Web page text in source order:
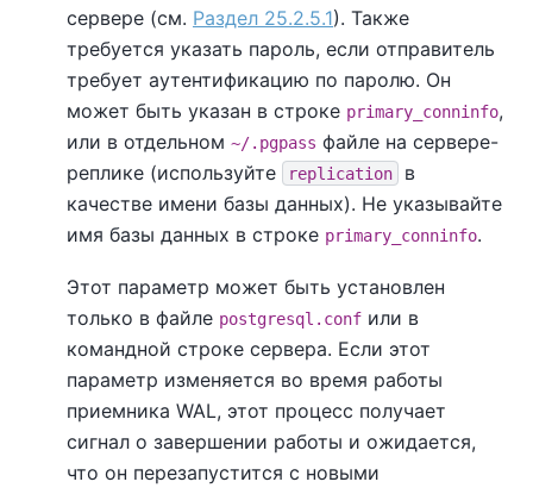
сервере (см. Раздел 25.2.5.1). Также
требуется указать пароль, если отправитель
требует аутентификацию по паролю. Он
может быть указан в строке primary_conninfo,
или в отдельном ~/.pgpass файле на сервере-
реплике (используйте
replication
в
качестве имени базы данных). Не указывайте
имя базы данных в строке primary_conninfo.
Этот параметр может быть установлен
только в файле postgresql.conf или в
командной строке сервера. Если этот
параметр изменяется во время работы
приемника WAL, этот процесс получает
сигнал о завершении работы и ожидается,
что он перезапустится с новыми